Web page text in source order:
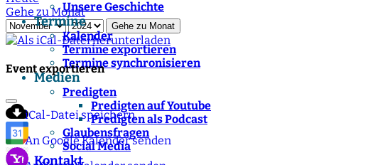
Unsere Geschichte
Termine
Kalender
Termine exportieren
Termine synchronisieren
Medien
Predigten
Predigten auf Youtube
Predigten als Podcast
Glaubensfragen
Social Media
Kontakt
Gehe zu Monat
Gehe zu Monat
Event exportieren
iCal-Datei speichern
An Google Kalender senden